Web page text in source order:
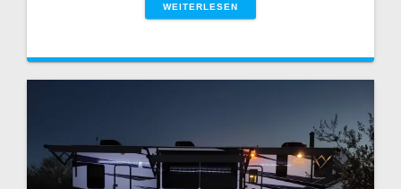
WEITERLESEN